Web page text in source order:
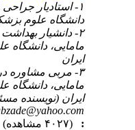
۱- استادیار
دانشگاه علوم
۲- دانشیار بهداشت
مامایی، دانشگاه
ایران
۳- مربی مشاوره در
مامایی، دانشگاه
ایران (نویسنده